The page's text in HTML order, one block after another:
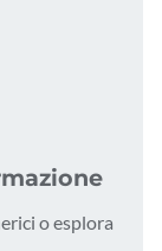
o esplora